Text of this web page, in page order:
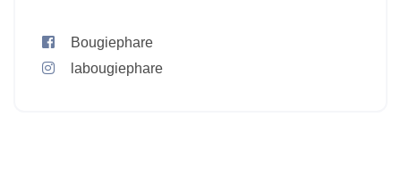
Bougiephare
labougiephare